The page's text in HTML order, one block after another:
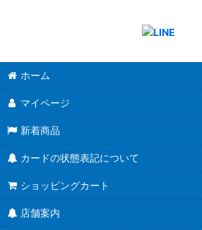
ホーム
マイページ
新着商品
カードの状態表記について
ショッピングカート
店舗案内